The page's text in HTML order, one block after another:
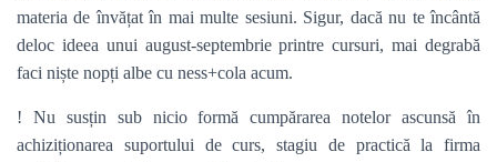
materia de învățat în mai multe sesiuni. Sigur, dacă nu te încântă
deloc ideea unui august-septembrie printre cursuri, mai degrabă
faci niște nopți albe cu ness+cola acum.
! Nu susțin sub nicio formă cumpărarea notelor ascunsă în
achiziționarea suportului de curs, stagiu de practică la firma